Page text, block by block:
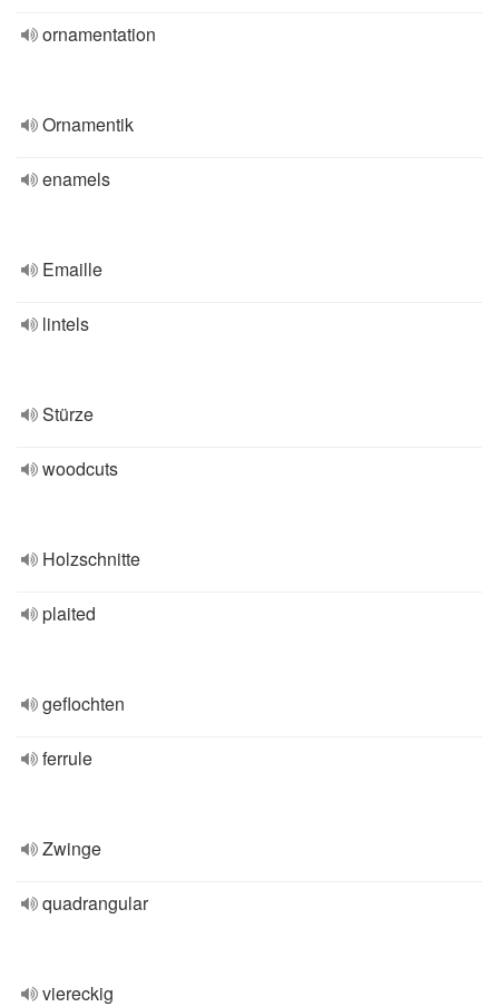
ornamentation
Ornamentik
enamels
Emaille
lintels
Stürze
woodcuts
Holzschnitte
plaited
geflochten
ferrule
Zwinge
quadrangular
viereckig